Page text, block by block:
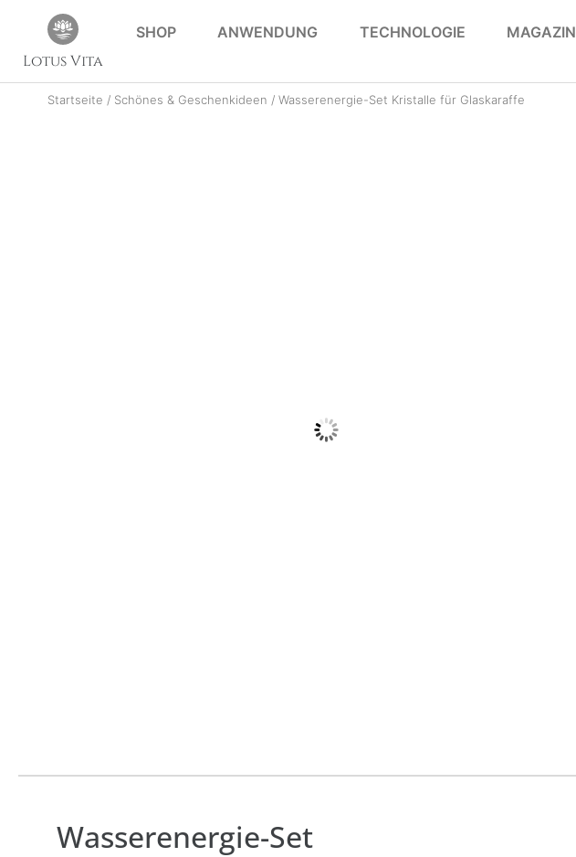
Lotus Vita
SHOP ANWENDUNG TECHNOLOGIE MAGAZIN
Startseite / Schönes & Geschenkideen / Wasserenergie-Set Kristalle für Glaskaraffe
Wasserenergie-Set